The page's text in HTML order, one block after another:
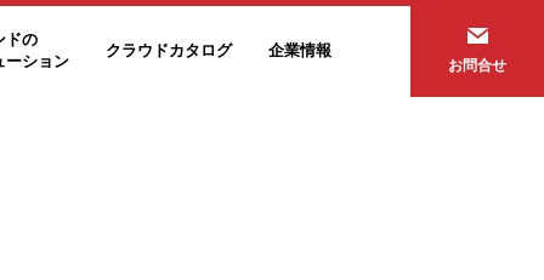
ドの
ーション
クラウドカタログ 企業情報
お問合せ